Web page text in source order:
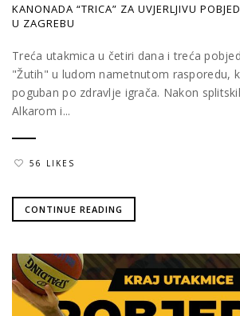
KANONADA “TRICA” ZA UVJERLJIVU
U ZAGREBU
Treća utakmica u četiri dana i treća
"Žutih" u ludom nametnutom rasporedu,
poguban po zdravlje igrača. Nakon
Alkarom i...
56 LIKES
CONTINUE READING